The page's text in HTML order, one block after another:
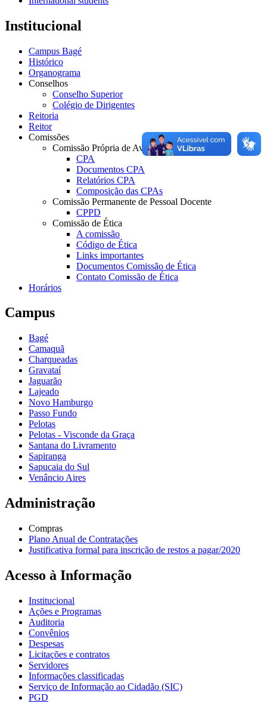
Institucional
Campus Bagé
Histórico
Organograma
Conselhos
Conselho Superior
Colégio de Dirigentes
Reitoria
Reitor
Comissões
Comissão Própria de Avaliação
CPA
Documentos CPA
Relatórios CPA
Composição das CPAs
Comissão Permanente de Pessoal Docente
CPPD
Comissão de Ética
A comissão
Código de Ética
Links importantes
Documentos Comissão de Ética
Contato Comissão de Ética
Horários
Campus
Bagé
Camaquã
Charqueadas
Gravataí
Jaguarão
Lajeado
Novo Hamburgo
Passo Fundo
Pelotas
Pelotas - Visconde da Graça
Santana do Livramento
Sapiranga
Sapucaia do Sul
Venâncio Aires
Administração
Compras
Plano Anual de Contratações
Justificativa formal para inscrição de restos a pagar/2020
Acesso à Informação
Institucional
Ações e Programas
Auditoria
Convênios
Despesas
Licitações e contratos
Servidores
Informações classificadas
Serviço de Informação ao Cidadão (SIC)
PGD